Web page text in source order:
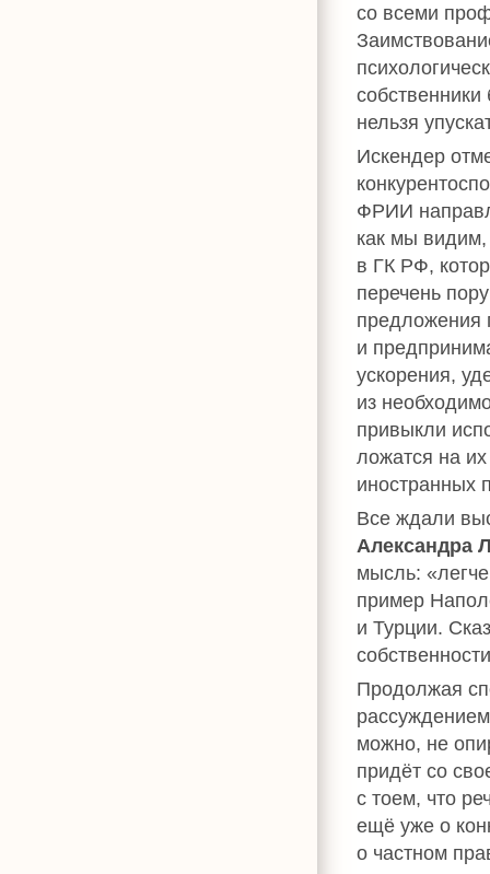
со всеми
нельзя
Искендер
ФРИИ
как мы
в ГК РФ,
перечень
предложения
и
ускорения,
из
привыкли
ложатся на
иностранных
Все ждали
Александра
мысль:
пример
и Турции.
Продолжая
можно, не
придёт со
с тоем, что
ещё уже о
о частном